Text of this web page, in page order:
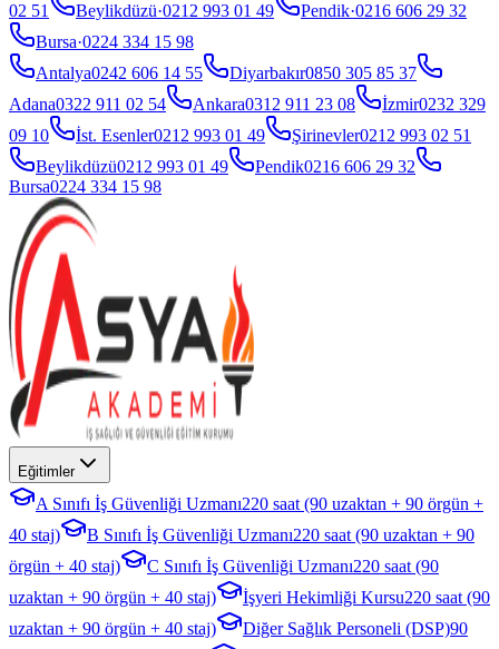
02 51
Beylikdüzü·0212 993 01 49 Pendik·0216 606 29 32
Bursa·0224 334 15 98
Antalya0242 606 14 55 Diyarbakır0850 305 85 37
Adana0322 911 02 54 Ankara0312 911 23 08 İzmir0232 329
09 10
İst. Esenler0212 993 01 49 Şirinevler0212 993 02 51
Beylikdüzü0212 993 01 49 Pendik0216 606 29 32
Bursa0224 334 15 98
Eğitimler
A Sınıfı İş Güvenliği Uzmanı220 saat (90 uzaktan + 90 örgün +
40 staj)
B Sınıfı İş Güvenliği Uzmanı220 saat (90 uzaktan + 90
örgün + 40 staj)
C Sınıfı İş Güvenliği Uzmanı220 saat (90
uzaktan + 90 örgün + 40 staj)
İşyeri Hekimliği Kursu220 saat (90
uzaktan + 90 örgün + 40 staj)
Diğer Sağlık Personeli (DSP)90